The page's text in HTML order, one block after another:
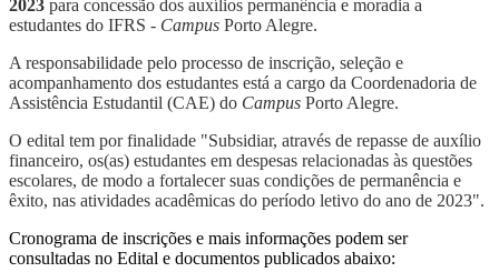
2023 para concessão dos auxílios permanência e moradia a
estudantes do IFRS - Campus Porto Alegre.
A responsabilidade pelo processo de inscrição, seleção e
acompanhamento dos estudantes está a cargo da Coordenadoria de
Assistência Estudantil (CAE) do Campus Porto Alegre.
O edital tem por finalidade "Subsidiar, através de repasse de auxílio
financeiro, os(as) estudantes em despesas relacionadas às questões
escolares, de modo a fortalecer suas condições de permanência e
êxito, nas atividades acadêmicas do período letivo do ano de 2023".
Cronograma de inscrições e mais informações podem ser
consultadas no Edital e documentos publicados abaixo: